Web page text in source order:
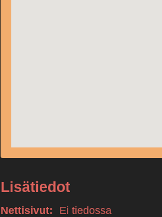
Lisätiedot
Nettisivut:
Ei tiedossa